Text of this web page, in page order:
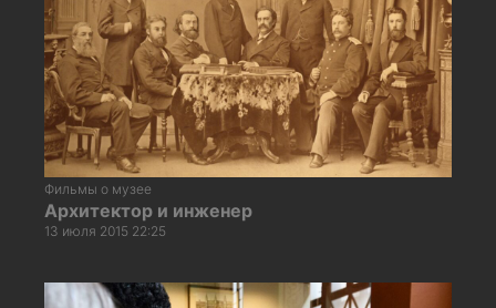
Фильмы о музее
Архитектор и инженер
13 июля 2015 22:25